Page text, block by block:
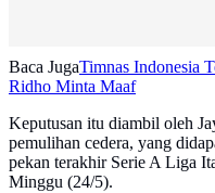
Baca JugaTimnas Indonesia
Ridho Minta Maaf
Keputusan itu diambil oleh
pemulihan cedera, yang
pekan terakhir Serie A Liga
Minggu (24/5).